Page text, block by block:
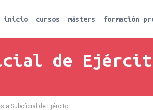
inicio cursos másters formación
de
a Suboficial de Ejército